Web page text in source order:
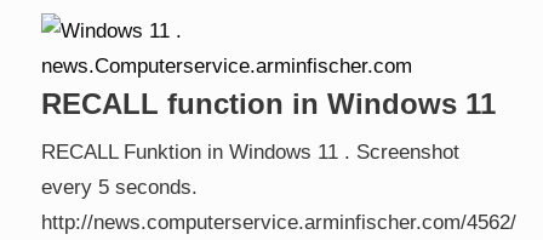
RECALL function in Windows 11
RECALL Funktion in Windows 11 . Screenshot
every 5 seconds.
http://news.computerservice.arminfischer.com/4562/